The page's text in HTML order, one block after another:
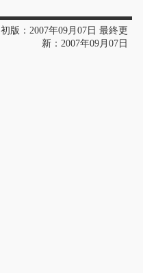
初版：2007年09月07日 最終更
新：2007年09月07日